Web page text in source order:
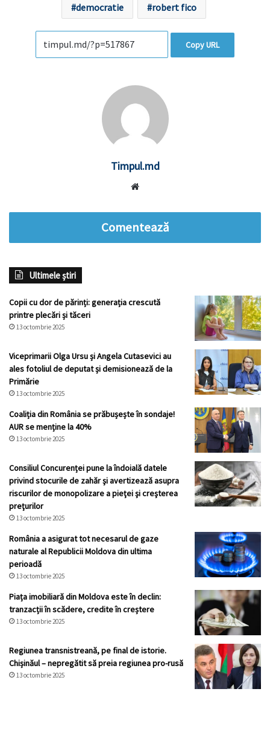
democratie robert fico
Copy URL
Timpul.md
Comentează
Ultimele știri
Copii cu dor de părinți: generația crescută
printre plecări și tăceri
13 octombrie 2025
Viceprimarii Olga Ursu și Angela Cutasevici au
ales fotoliul de deputat și demisionează de la
Primărie
13 octombrie 2025
Coaliția din România se prăbușește în sondaje!
AUR se menține la 40%
13 octombrie 2025
Consiliul Concurenței pune la îndoială datele
privind stocurile de zahăr şi avertizează asupra
riscurilor de monopolizare a pieţei şi creşterea
preţurilor
13 octombrie 2025
România a asigurat tot necesarul de gaze
naturale al Republicii Moldova din ultima
perioadă
13 octombrie 2025
Piața imobiliară din Moldova este în declin:
tranzacții în scădere, credite în creștere
13 octombrie 2025
Regiunea transnistreană, pe final de istorie.
Chișinăul – nepregătit să preia regiunea pro-rusă
13 octombrie 2025